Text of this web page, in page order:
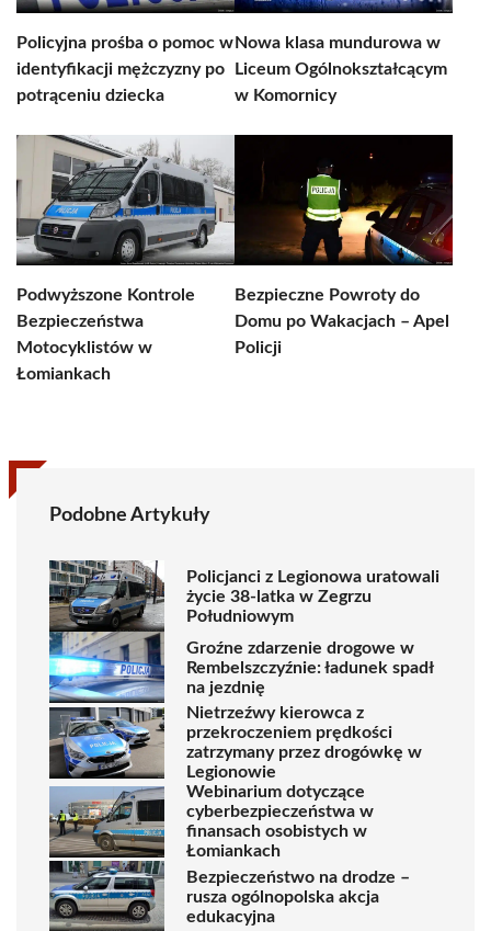
Policyjna prośba o pomoc w
identyfikacji mężczyzny po
potrąceniu dziecka
Nowa klasa mundurowa w
Liceum Ogólnokształcącym
w Komornicy
Podwyższone Kontrole
Bezpieczeństwa
Motocyklistów w
Łomiankach
Bezpieczne Powroty do
Domu po Wakacjach – Apel
Policji
Podobne Artykuły
Policjanci z Legionowa uratowali
życie 38-latka w Zegrzu
Południowym
Groźne zdarzenie drogowe w
Rembelszczyźnie: ładunek spadł
na jezdnię
Nietrzeźwy kierowca z
przekroczeniem prędkości
zatrzymany przez drogówkę w
Legionowie
Webinarium dotyczące
cyberbezpieczeństwa w
finansach osobistych w
Łomiankach
Bezpieczeństwo na drodze –
rusza ogólnopolska akcja
edukacyjna